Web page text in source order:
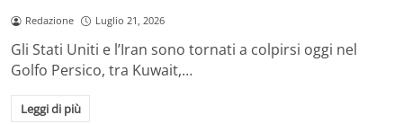
Redazione Luglio 21, 2026
Gli Stati Uniti e l’Iran sono tornati a colpirsi oggi nel
Golfo Persico, tra Kuwait,…
Leggi di più